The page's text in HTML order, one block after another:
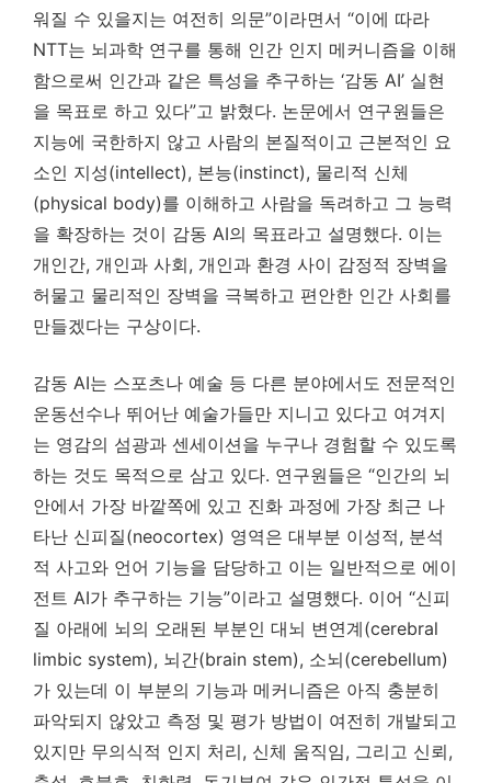
워질 수 있을지는 여전히 의문”이라면서 “이에 따라
NTT는 뇌과학 연구를 통해 인간 인지 메커니즘을 이해
함으로써 인간과 같은 특성을 추구하는 ‘감동 AI’ 실현
을 목표로 하고 있다”고 밝혔다. 논문에서 연구원들은
지능에 국한하지 않고 사람의 본질적이고 근본적인 요
소인 지성(intellect), 본능(instinct), 물리적 신체
(physical body)를 이해하고 사람을 독려하고 그 능력
을 확장하는 것이 감동 AI의 목표라고 설명했다. 이는
개인간, 개인과 사회, 개인과 환경 사이 감정적 장벽을
허물고 물리적인 장벽을 극복하고 편안한 인간 사회를
만들겠다는 구상이다.
감동 AI는 스포츠나 예술 등 다른 분야에서도 전문적인
운동선수나 뛰어난 예술가들만 지니고 있다고 여겨지
는 영감의 섬광과 센세이션을 누구나 경험할 수 있도록
하는 것도 목적으로 삼고 있다. 연구원들은 “인간의 뇌
안에서 가장 바깥쪽에 있고 진화 과정에 가장 최근 나
타난 신피질(neocortex) 영역은 대부분 이성적, 분석
적 사고와 언어 기능을 담당하고 이는 일반적으로 에이
전트 AI가 추구하는 기능”이라고 설명했다. 이어 “신피
질 아래에 뇌의 오래된 부분인 대뇌 변연계(cerebral
limbic system), 뇌간(brain stem), 소뇌(cerebellum)
가 있는데 이 부분의 기능과 메커니즘은 아직 충분히
파악되지 않았고 측정 및 평가 방법이 여전히 개발되고
있지만 무의식적 인지 처리, 신체 움직임, 그리고 신뢰,